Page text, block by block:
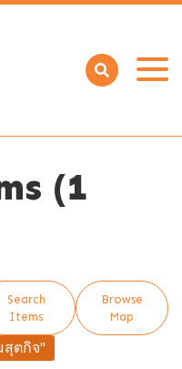
Open
(1
Search
Items
Browse
Map
ตกิจ"